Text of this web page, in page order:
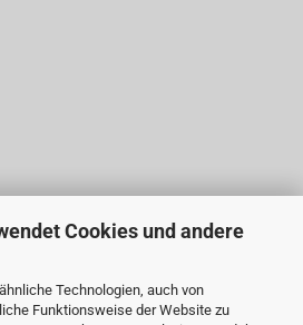
Cookies und andere
Technologien, auch von
Funktionsweise der Website zu